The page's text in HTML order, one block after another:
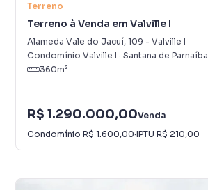
Terreno
Terreno à Venda em Valville I
Alameda Vale do Jacuí, 109 - Valville I
Condomínio Valville I · Santana de Parnaíba
360m²
R$ 1.290.000,00Venda
Condomínio R$ 1.600,00·IPTU R$ 210,00